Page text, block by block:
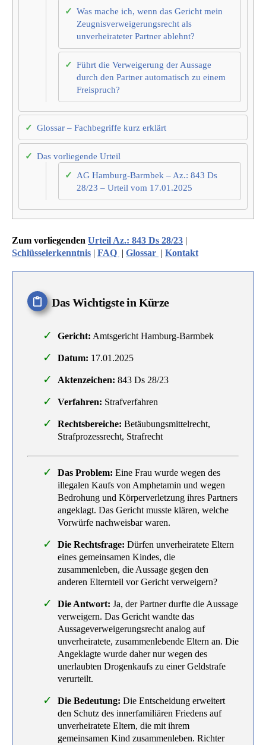
Was mache ich, wenn das Gericht mein
Zeugnisverweigerungsrecht als
unverheirateter Partner ablehnt?
Führt die Verweigerung der Aussage
durch den Partner automatisch zu einem
Freispruch?
Glossar – Fachbegriffe kurz erklärt
Das vorliegende Urteil
AG Hamburg-Barmbek – Az.: 843 Ds
28/23 – Urteil vom 17.01.2025
Zum vorliegenden Urteil Az.: 843 Ds 28/23 |
Schlüsselerkenntnis | FAQ | Glossar | Kontakt
Das Wichtigste in Kürze
Gericht: Amtsgericht Hamburg-Barmbek
Datum: 17.01.2025
Aktenzeichen: 843 Ds 28/23
Verfahren: Strafverfahren
Rechtsbereiche: Betäubungsmittelrecht,
Strafprozessrecht, Strafrecht
Das Problem: Eine Frau wurde wegen des
illegalen Kaufs von Amphetamin und wegen
Bedrohung und Körperverletzung ihres Partners
angeklagt. Das Gericht musste klären, welche
Vorwürfe nachweisbar waren.
Die Rechtsfrage: Dürfen unverheiratete Eltern
eines gemeinsamen Kindes, die
zusammenleben, die Aussage gegen den
anderen Elternteil vor Gericht verweigern?
Die Antwort: Ja, der Partner durfte die Aussage
verweigern. Das Gericht wandte das
Aussageverweigerungsrecht analog auf
unverheiratete, zusammenlebende Eltern an. Die
Angeklagte wurde daher nur wegen des
unerlaubten Drogenkaufs zu einer Geldstrafe
verurteilt.
Die Bedeutung: Die Entscheidung erweitert
den Schutz des innerfamiliären Friedens auf
unverheiratete Eltern, die mit ihrem
gemeinsamen Kind zusammenleben. Richter